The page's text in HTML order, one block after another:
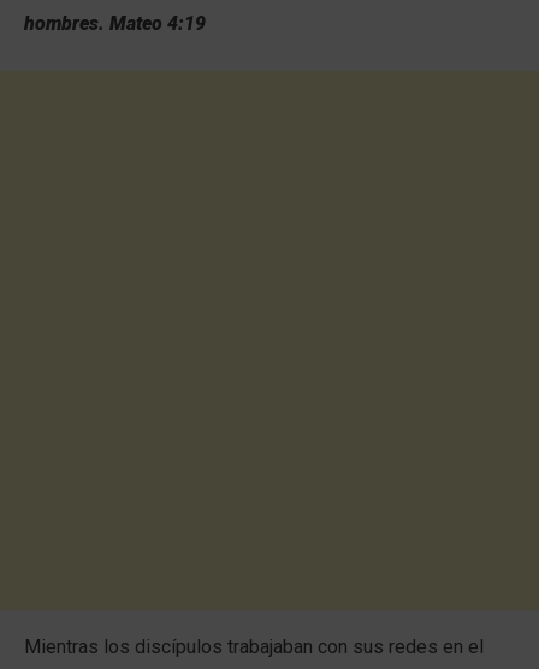
hombres. Mateo 4:19
Mientras los discípulos trabajaban con sus redes en el